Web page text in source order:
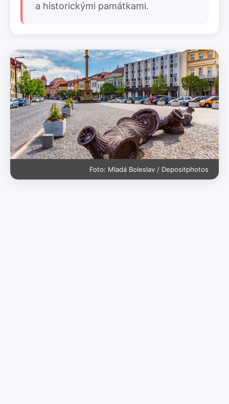
a historickými památkami.
Foto: Mladá Boleslav / Depositphotos